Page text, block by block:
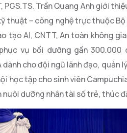
PGS.TS. Trần Quang Anh giới
thuật – công nghệ trực thuộc Bộ
tạo AI, CNTT, An toàn không
vụ bồi dưỡng gần 300.000
dành cho đội ngũ lãnh đạo,
học tập cho sinh viên
nuôi dưỡng nhân tài số trẻ, thúc